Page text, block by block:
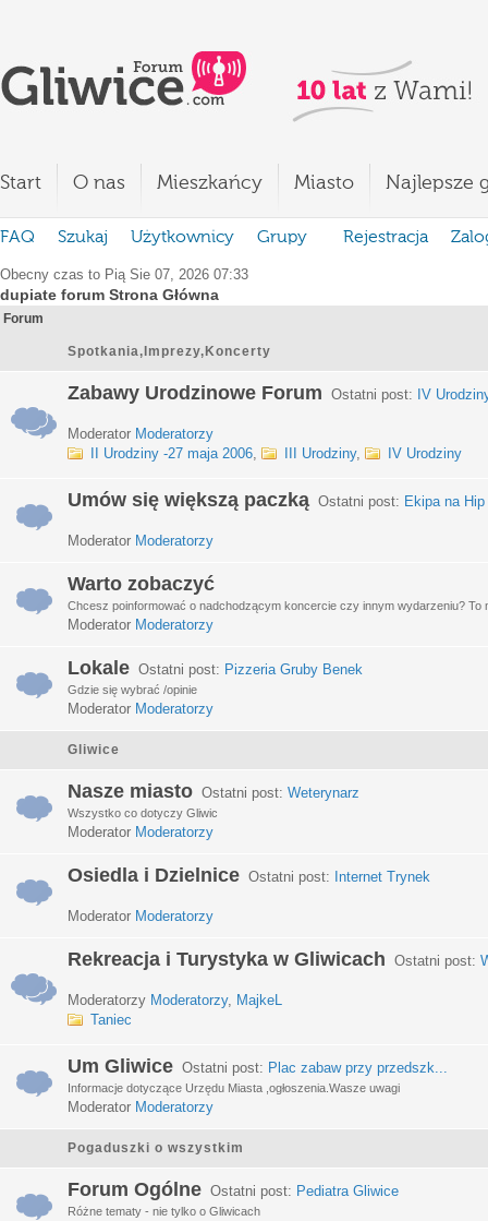
Start O nas Mieszkańcy Miasto Najlepsze
FAQ Szukaj Użytkownicy Grupy Rejestracja
Obecny czas to Pią Sie 07, 2026 07:33
dupiate forum Strona Główna
Forum
Spotkania,Imprezy,Koncerty
Zabawy Urodzinowe Forum Ostatni post: IV
Moderator Moderatorzy
II Urodziny -27 maja 2006, III Urodziny, IV Urodziny
Umów się większą paczką Ostatni post: Ekipa na
Moderator Moderatorzy
Warto zobaczyć
Chcesz poinformować o nadchodzącym koncercie czy innym wydarzeniu? To
Moderator Moderatorzy
Lokale Ostatni post: Pizzeria Gruby Benek
Gdzie się wybrać /opinie
Moderator Moderatorzy
Gliwice
Nasze miasto Ostatni post: Weterynarz
Wszystko co dotyczy Gliwic
Moderator Moderatorzy
Osiedla i Dzielnice Ostatni post: Internet Trynek
Moderator Moderatorzy
Rekreacja i Turystyka w Gliwicach Ostatni post:
Moderatorzy Moderatorzy, MajkeL
Taniec
Um Gliwice Ostatni post: Plac zabaw przy przedszk...
Informacje dotyczące Urzędu Miasta ,ogłoszenia.Wasze uwagi
Moderator Moderatorzy
Pogaduszki o wszystkim
Forum Ogólne Ostatni post: Pediatra Gliwice
Różne tematy - nie tylko o Gliwicach